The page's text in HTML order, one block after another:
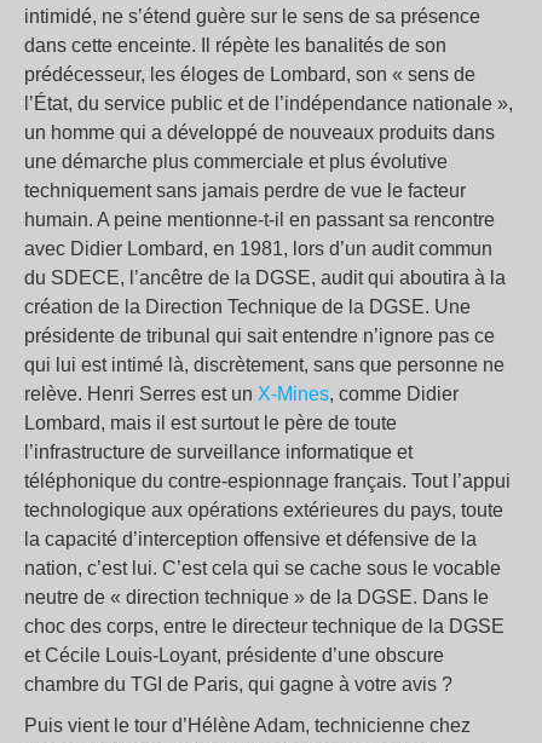
intimidé, ne s’étend guère sur le sens de sa présence
dans cette enceinte. Il répète les banalités de son
prédécesseur, les éloges de Lombard, son « sens de
l’État, du service public et de l’indépendance nationale »,
un homme qui a développé de nouveaux produits dans
une démarche plus commerciale et plus évolutive
techniquement sans jamais perdre de vue le facteur
humain. A peine mentionne-t-il en passant sa rencontre
avec Didier Lombard, en 1981, lors d’un audit commun
du SDECE, l’ancêtre de la DGSE, audit qui aboutira à la
création de la Direction Technique de la DGSE. Une
présidente de tribunal qui sait entendre n’ignore pas ce
qui lui est intimé là, discrètement, sans que personne ne
relève. Henri Serres est un X-Mines, comme Didier
Lombard, mais il est surtout le père de toute
l’infrastructure de surveillance informatique et
téléphonique du contre-espionnage français. Tout l’appui
technologique aux opérations extérieures du pays, toute
la capacité d’interception offensive et défensive de la
nation, c’est lui. C’est cela qui se cache sous le vocable
neutre de « direction technique » de la DGSE. Dans le
choc des corps, entre le directeur technique de la DGSE
et Cécile Louis-Loyant, présidente d’une obscure
chambre du TGI de Paris, qui gagne à votre avis ?
Puis vient le tour d’Hélène Adam, technicienne chez